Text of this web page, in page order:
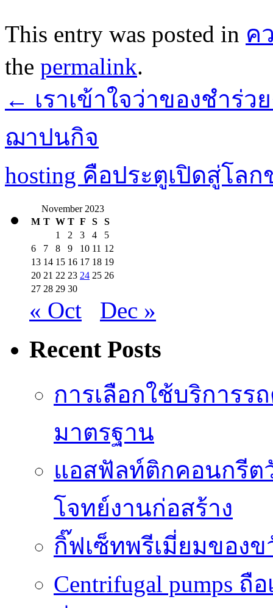
This entry was posted in ค
the permalink.
← เราเข้าใจว่าของชำร่
ฌาปนกิจ
hosting คือประตูเปิดสู่โล
November 2023
M T W T F S
S
1
2 3 4
5
6
7 8 9 10 11 12
13 14 15 16 17 18 19
20 21 22 23 24 25 26
27 28 29 30
« Oct Dec »
Recent Posts
การเลือกใช้บริการ
มาตรฐาน
แอสฟัลท์ติกคอนกรี
โจทย์งานก่อสร้าง
กิ๊ฟเซ็ทพรีเมี่ยมของ
Centrifugal pumps